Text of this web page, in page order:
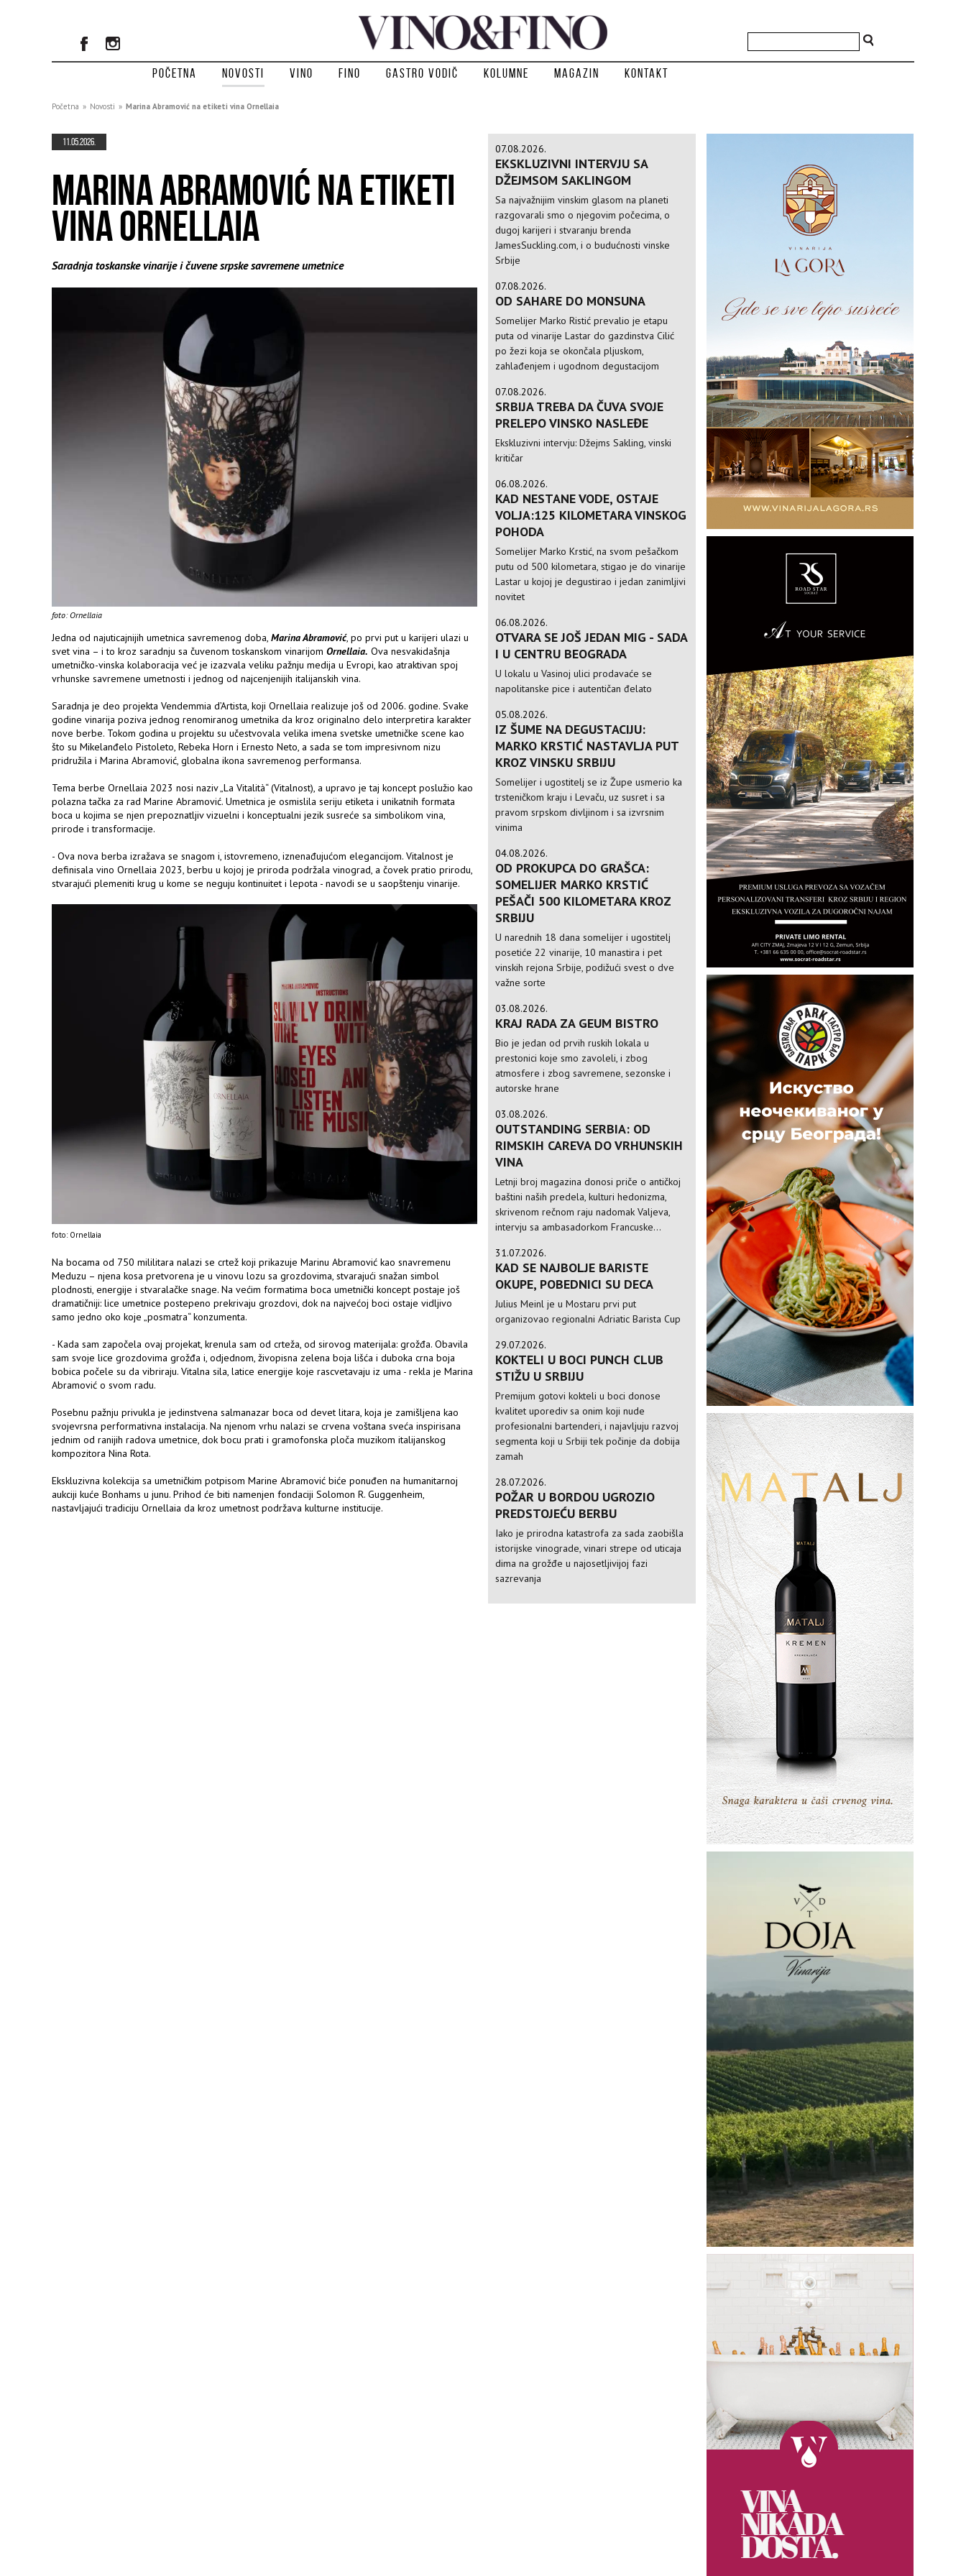
Početna Novosti Vino Fino Gastro vodič Kolumne Magazin Kontakt
Početna » Novosti » Marina Abramović na etiketi vina Ornellaia
11.05.2026.
MARINA ABRAMOVIĆ NA ETIKETI
VINA ORNELLAIA
Saradnja toskanske vinarije i čuvene srpske savremene umetnice
foto: Ornellaia
Jedna od najuticajnijih umetnica savremenog doba, Marina Abramović, po prvi put u karijeri ulazi u
svet vina – i to kroz saradnju sa čuvenom toskanskom vinarijom Ornellaia. Ova nesvakidašnja
umetničko-vinska kolaboracija već je izazvala veliku pažnju medija u Evropi, kao atraktivan spoj
vrhunske savremene umetnosti i jednog od najcenjenijih italijanskih vina.
Saradnja je deo projekta Vendemmia d’Artista, koji Ornellaia realizuje još od 2006. godine. Svake
godine vinarija poziva jednog renomiranog umetnika da kroz originalno delo interpretira karakter
nove berbe. Tokom godina u projektu su učestvovala velika imena svetske umetničke scene kao
što su Mikelanđelo Pistoleto, Rebeka Horn i Ernesto Neto, a sada se tom impresivnom nizu
pridružila i Marina Abramović, globalna ikona savremenog performansa.
Tema berbe Ornellaia 2023 nosi naziv „La Vitalità“ (Vitalnost), a upravo je taj koncept poslužio kao
polazna tačka za rad Marine Abramović. Umetnica je osmislila seriju etiketa i unikatnih formata
boca u kojima se njen prepoznatljiv vizuelni i konceptualni jezik susreće sa simbolikom vina,
prirode i transformacije.
- Ova nova berba izražava se snagom i, istovremeno, iznenađujućom elegancijom. Vitalnost je
definisala vino Ornellaia 2023, berbu u kojoj je priroda podržala vinograd, a čovek pratio prirodu,
stvarajući plemeniti krug u kome se neguju kontinuitet i lepota - navodi se u saopštenju vinarije.
foto: Ornellaia
Na bocama od 750 mililitara nalazi se crtež koji prikazuje Marinu Abramović kao snavremenu
Meduzu – njena kosa pretvorena je u vinovu lozu sa grozdovima, stvarajući snažan simbol
plodnosti, energije i stvaralačke snage. Na većim formatima boca umetnički koncept postaje još
dramatičniji: lice umetnice postepeno prekrivaju grozdovi, dok na najvećoj boci ostaje vidljivo
samo jedno oko koje „posmatra“ konzumenta.
- Kada sam započela ovaj projekat, krenula sam od crteža, od sirovog materijala: grožđa. Obavila
sam svoje lice grozdovima grožđa i, odjednom, živopisna zelena boja lišća i duboka crna boja
bobica počele su da vibriraju. Vitalna sila, latice energije koje rascvetavaju iz uma - rekla je Marina
Abramović o svom radu.
Posebnu pažnju privukla je jedinstvena salmanazar boca od devet litara, koja je zamišljena kao
svojevrsna performativna instalacija. Na njenom vrhu nalazi se crvena voštana sveća inspirisana
jednim od ranijih radova umetnice, dok bocu prati i gramofonska ploča muzikom italijanskog
kompozitora Nina Rota.
Ekskluzivna kolekcija sa umetničkim potpisom Marine Abramović biće ponuđen na humanitarnoj
aukciji kuće Bonhams u junu. Prihod će biti namenjen fondaciji Solomon R. Guggenheim,
nastavljajući tradiciju Ornellaia da kroz umetnost podržava kulturne institucije.
07.08.2026.
EKSKLUZIVNI INTERVJU SA
DŽEJMSOM SAKLINGOM
Sa najvažnijim vinskim glasom na planeti
razgovarali smo o njegovim počecima, o
dugoj karijeri i stvaranju brenda
JamesSuckling.com, i o budućnosti vinske
Srbije
07.08.2026.
OD SAHARE DO MONSUNA
Somelijer Marko Ristić prevalio je etapu
puta od vinarije Lastar do gazdinstva Cilić
po žezi koja se okončala pljuskom,
zahlađenjem i ugodnom degustacijom
07.08.2026.
SRBIJA TREBA DA ČUVA SVOJE
PRELEPO VINSKO NASLEĐE
Ekskluzivni intervju: Džejms Sakling, vinski
kritičar
06.08.2026.
KAD NESTANE VODE, OSTAJE
VOLJA:125 KILOMETARA VINSKOG
POHODA
Somelijer Marko Krstić, na svom pešačkom
putu od 500 kilometara, stigao je do vinarije
Lastar u kojoj je degustirao i jedan zanimljivi
novitet
06.08.2026.
OTVARA SE JOŠ JEDAN MIG - SADA
I U CENTRU BEOGRADA
U lokalu u Vasinoj ulici prodavaće se
napolitanske pice i autentičan đelato
05.08.2026.
IZ ŠUME NA DEGUSTACIJU:
MARKO KRSTIĆ NASTAVLJA PUT
KROZ VINSKU SRBIJU
Somelijer i ugostitelj se iz Župe usmerio ka
trsteničkom kraju i Levaču, uz susret i sa
pravom srpskom divljinom i sa izvrsnim
vinima
04.08.2026.
OD PROKUPCA DO GRAŠCA:
SOMELIJER MARKO KRSTIĆ
PEŠAČI 500 KILOMETARA KROZ
SRBIJU
U narednih 18 dana somelijer i ugostitelj
posetiće 22 vinarije, 10 manastira i pet
vinskih rejona Srbije, podižući svest o dve
važne sorte
03.08.2026.
KRAJ RADA ZA GEUM BISTRO
Bio je jedan od prvih ruskih lokala u
prestonici koje smo zavoleli, i zbog
atmosfere i zbog savremene, sezonske i
autorske hrane
03.08.2026.
OUTSTANDING SERBIA: OD
RIMSKIH CAREVA DO VRHUNSKIH
VINA
Letnji broj magazina donosi priče o antičkoj
baštini naših predela, kulturi hedonizma,
skrivenom rečnom raju nadomak Valjeva,
intervju sa ambasadorkom Francuske...
31.07.2026.
KAD SE NAJBOLJE BARISTE
OKUPE, POBEDNICI SU DECA
Julius Meinl je u Mostaru prvi put
organizovao regionalni Adriatic Barista Cup
29.07.2026.
KOKTELI U BOCI PUNCH CLUB
STIŽU U SRBIJU
Premijum gotovi kokteli u boci donose
kvalitet uporediv sa onim koji nude
profesionalni bartenderi, i najavljuju razvoj
segmenta koji u Srbiji tek počinje da dobija
zamah
28.07.2026.
POŽAR U BORDOU UGROZIO
PREDSTOJEĆU BERBU
Iako je prirodna katastrofa za sada zaobišla
istorijske vinograde, vinari strepe od uticaja
dima na grožđe u najosetljivijoj fazi
sazrevanja